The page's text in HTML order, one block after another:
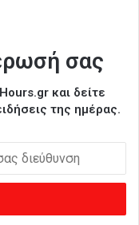
σας
και δείτε
της ημέρας.